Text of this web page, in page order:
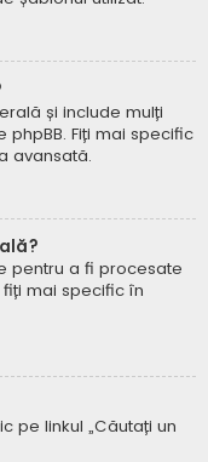
și include mulți
Fiți mai specific
avansată.
pentru a fi procesate
fiți mai specific în
pe linkul „Căutați un